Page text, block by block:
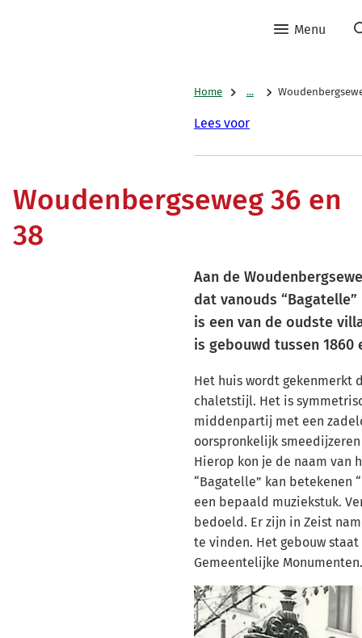
Menu
Home ...
Lees voor
Woudenbergseweg 36 en
38
Aan de
dat vanouds
is een van de oudste
is gebouwd tussen 1860
Het huis wordt gekenmerkt
chaletstijl. Het is
middenpartij met een
oorspronkelijk
Hierop kon je de naam van
“Bagatelle” kan betekenen
een bepaald muziekstuk.
bedoeld. Er zijn in Zeist
te vinden. Het gebouw
Gemeentelijke Monumenten.